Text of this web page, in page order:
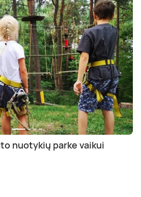
nuotykių parke vaikui